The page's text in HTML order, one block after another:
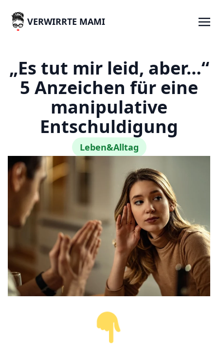
VERWIRRTE MAMI
„Es tut mir leid, aber…“
5 Anzeichen für eine
manipulative
Entschuldigung
Leben&Alltag